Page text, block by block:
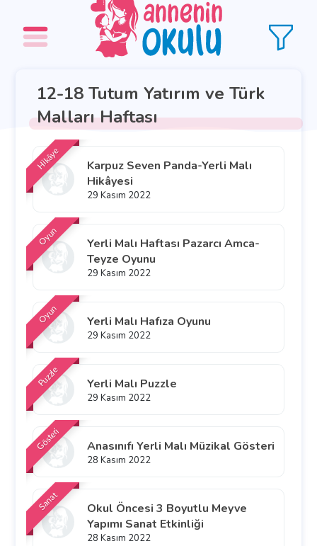
12-18 Tutum Yatırım ve Türk
Malları Haftası
Hikâye
Karpuz Seven Panda-Yerli Malı
Hikâyesi
29 Kasım 2022
Oyun
Yerli Malı Haftası Pazarcı Amca-
Teyze Oyunu
29 Kasım 2022
Oyun Yerli Malı Hafıza Oyunu
29 Kasım 2022
Puzzle Yerli Malı Puzzle
29 Kasım 2022
Gösteri Anasınıfı Yerli Malı Müzikal Gösteri
28 Kasım 2022
Sanat
Okul Öncesi 3 Boyutlu Meyve
Yapımı Sanat Etkinliği
28 Kasım 2022